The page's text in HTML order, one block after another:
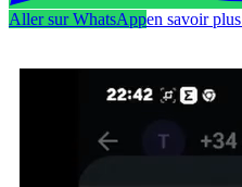
Aller sur WhatsAppen savoir plus